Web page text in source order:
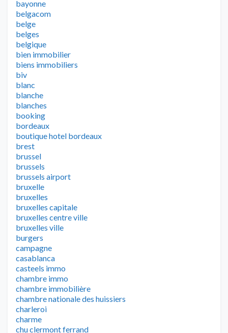
bayonne
belgacom
belge
belges
belgique
bien immobilier
biens immobiliers
biv
blanc
blanche
blanches
booking
bordeaux
boutique hotel bordeaux
brest
brussel
brussels
brussels airport
bruxelle
bruxelles
bruxelles capitale
bruxelles centre ville
bruxelles ville
burgers
campagne
casablanca
casteels immo
chambre immo
chambre immobilière
chambre nationale des huissiers
charleroi
charme
chu clermont ferrand